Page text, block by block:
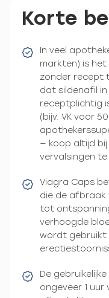
Korte
In veel
markten) is het
zonder recept
dat sildenafil in
receptplichtig
(bijv. VK voor
— koop altijd
vervalsingen te
Viagra Caps
die de afbraak
tot
verhoogde
wordt gebruikt
De
ongeveer 1